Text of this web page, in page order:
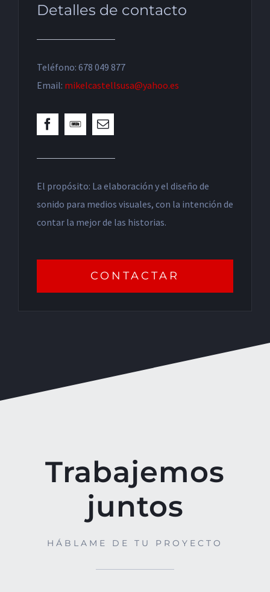
Detalles de contacto
Teléfono: 678 049 877
Email: mikelcastellsusa@yahoo.es
El propósito: La elaboración y el diseño de
sonido para medios visuales, con la intención de
contar la mejor de las historias.
CONTACTAR
Trabajemos
juntos
HÁBLAME DE TU PROYECTO